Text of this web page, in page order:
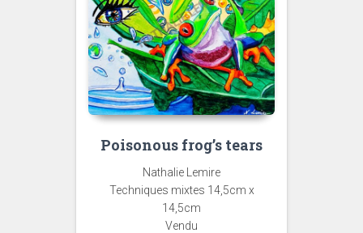
Poisonous frog’s tears
Nathalie Lemire
Techniques mixtes 14,5cm x
14,5cm
Vendu